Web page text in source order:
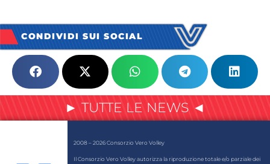
CONDIVIDI SUI SOCIAL
► TUTTE LE NEWS ◄
2008 – 2026 Consorzio Vero Volley
Il Consorzio Vero Volley autorizza la riproduzione totale e/o parziale dei